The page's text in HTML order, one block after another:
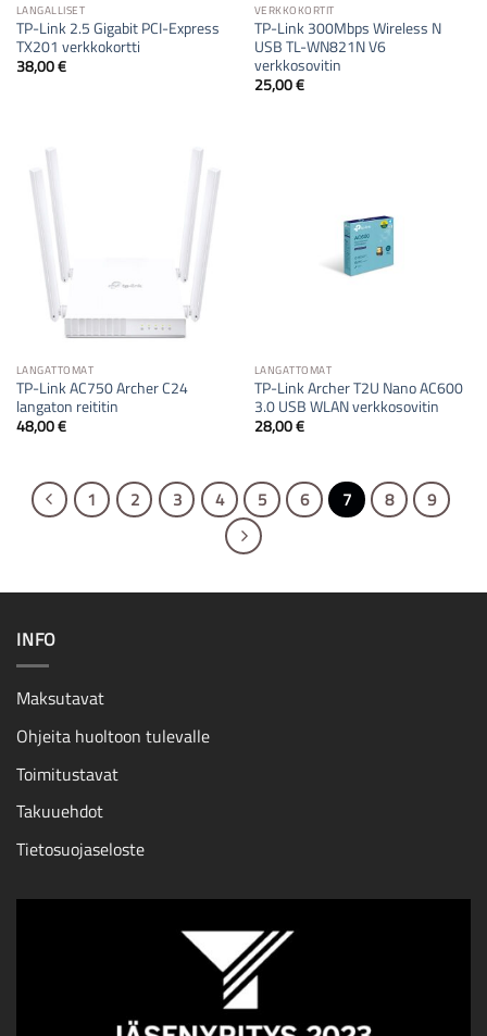
LANGALLISET
TP-Link 2.5 Gigabit PCI-Express
TX201 verkkokortti
38,00€
VERKKOKORTIT
TP-Link 300Mbps Wireless N
USB TL-WN821N V6
verkkosovitin
25,00€
LANGATTOMAT
TP-Link AC750 Archer C24
langaton reititin
48,00€
LANGATTOMAT
TP-Link Archer T2U Nano AC600
3.0 USB WLAN verkkosovitin
28,00€
1 2 3 4 5 6 7 8 9
INFO
Maksutavat
Ohjeita huoltoon tulevalle
Toimitustavat
Takuuehdot
Tietosuojaseloste